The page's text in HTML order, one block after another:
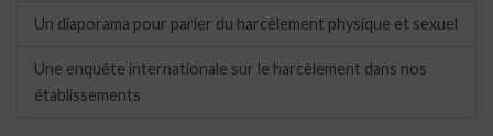
Un diaporama pour parler du harcèlement physique et sexuel
Une enquête internationale sur le harcèlement dans nos
établissements